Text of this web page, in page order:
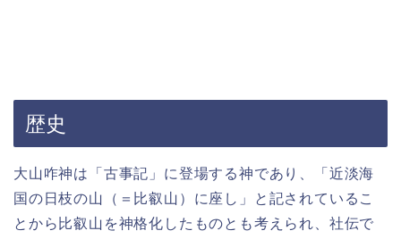
歴史
大山咋神は「古事記」に登場する神であり、「近淡海
国の日枝の山（＝比叡山）に座し」と記されているこ
とから比叡山を神格化したものとも考えられ、社伝で